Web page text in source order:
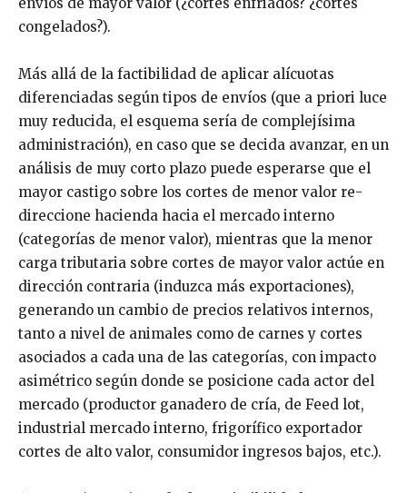
congelados?).
Más allá de la factibilidad de aplicar alícuotas
diferenciadas según tipos de envíos (que a priori luce
muy reducida, el esquema sería de complejísima
administración), en caso que se decida avanzar, en un
análisis de muy corto plazo puede esperarse que el
mayor castigo sobre los cortes de menor valor re-
direccione hacienda hacia el mercado interno
(categorías de menor valor), mientras que la menor
carga tributaria sobre cortes de mayor valor actúe en
dirección contraria (induzca más exportaciones),
generando un cambio de precios relativos internos,
tanto a nivel de animales como de carnes y cortes
asociados a cada una de las categorías, con impacto
asimétrico según donde se posicione cada actor del
mercado (productor ganadero de cría, de Feed lot,
industrial mercado interno, frigorífico exportador
cortes de alto valor, consumidor ingresos bajos, etc.).